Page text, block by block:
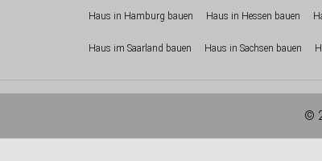
Haus in Hamburg bauen Haus in Hessen bauen
Haus im Saarland bauen Haus in Sachsen bauen
©